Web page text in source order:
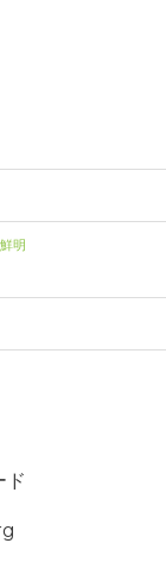
鮮明
ド